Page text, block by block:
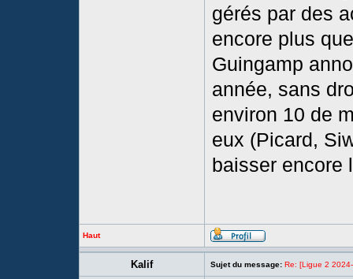
gérés par des
encore plus
Guingamp
année, sans
environ 10 de
eux (Picard,
baisser encore
Haut
Kalif Sujet du message: Re: [Ligue 2